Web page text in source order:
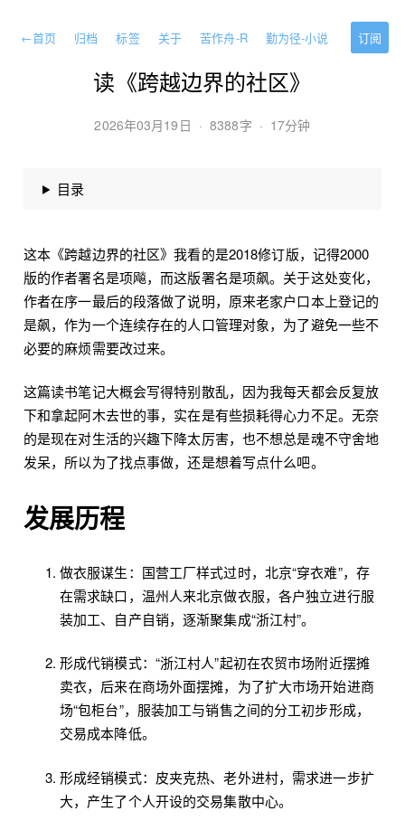
←首页 归档 标签 关于 苦作舟-R 勤为径-小说 订阅
读《跨越边界的社区》
2026年03月19日 · 8388字 · 17分钟
目录
这本《跨越边界的社区》我看的是2018修订版，记得2000
版的作者署名是项飚，而这版署名是项飙。关于这处变化，
作者在序一最后的段落做了说明，原来老家户口本上登记的
是飙，作为一个连续存在的人口管理对象，为了避免一些不
必要的麻烦需要改过来。
这篇读书笔记大概会写得特别散乱，因为我每天都会反复放
下和拿起阿木去世的事，实在是有些损耗得心力不足。无奈
的是现在对生活的兴趣下降太厉害，也不想总是魂不守舍地
发呆，所以为了找点事做，还是想着写点什么吧。
发展历程
做衣服谋生：国营工厂样式过时，北京“穿衣难”，存
在需求缺口，温州人来北京做衣服，各户独立进行服
装加工、自产自销，逐渐聚集成“浙江村”。
形成代销模式：“浙江村人”起初在农贸市场附近摆摊
卖衣，后来在商场外面摆摊，为了扩大市场开始进商
场“包柜台”，服装加工与销售之间的分工初步形成，
交易成本降低。
形成经销模式：皮夹克热、老外进村，需求进一步扩
大，产生了个人开设的交易集散中心。